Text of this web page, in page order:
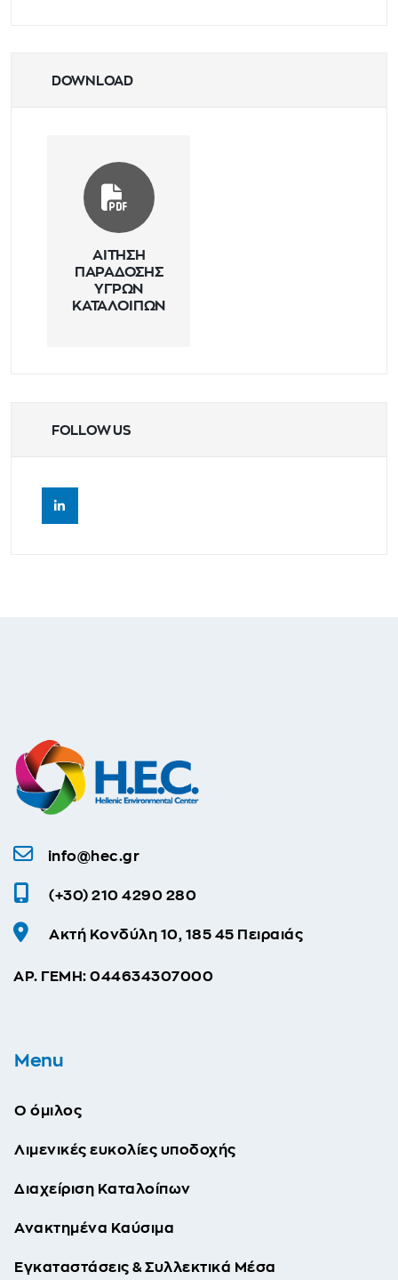
DOWNLOAD
ΑΙΤΗΣΗ
ΠΑΡΑΔΟΣΗΣ
ΥΓΡΩΝ
ΚΑΤΑΛΟΙΠΩΝ
FOLLOW US
info@hec.gr
(+30) 210 4290 280
Ακτή Κονδύλη 10, 185 45 Πειραιάς
ΑΡ. ΓΕΜΗ: 044634307000
Menu
Ο όμιλος
Λιμενικές ευκολίες υποδοχής
Διαχείριση Καταλοίπων
Ανακτημένα Καύσιμα
Εγκαταστάσεις & Συλλεκτικά Μέσα